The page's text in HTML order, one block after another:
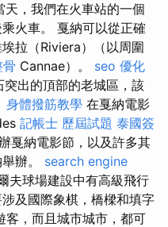
天，我們在火車站的一個
火車。 戛納可以從正確
拉（Riviera）（以周圍
Cannae）。 seo 優化
出的頂部的老城區，該
身體撥筋教學 在戛納電影
記帳士 歷屆試題 泰國簽
戛納電影節，以及許多其
辦。 search engine
夫球場建設中有高級飛行
及國際象棋，橋樑和填字
客，而且城市城市，都可